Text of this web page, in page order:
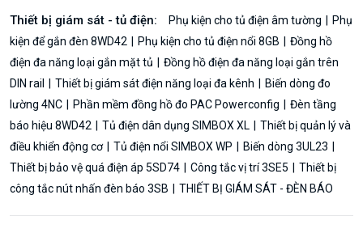
Thiết bị giám sát - tủ điện: Phụ kiện cho tủ điện âm tường
Phụ
kiện để gắn đèn 8WD42
Phụ kiện cho tủ điện nổi 8GB
Đồng hồ
điện đa năng loại gắn mặt tủ
Đồng hồ điện đa năng loại gắn trên
DIN rail
Thiết bị giám sát điện năng loại đa kênh
Biến dòng đo
lường 4NC
Phần mềm đồng hồ đo PAC Powerconfig
Đèn tầng
báo hiệu 8WD42
Tủ điện dân dụng SIMBOX XL
Thiết bị quản lý và
điều khiển động cơ
Tủ điện nổi SIMBOX WP
Biến dòng 3UL23
Thiết bị bảo vệ quá điện áp 5SD74
Công tắc vị trí 3SE5
Thiết bị
công tắc nút nhấn đèn báo 3SB
THIẾT BỊ GIÁM SÁT - ĐÈN BÁO